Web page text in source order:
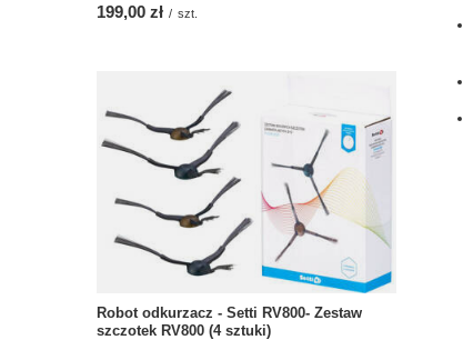
199,00 zł / szt.
Robot odkurzacz - Setti RV800- Zestaw
szczotek RV800 (4 sztuki)